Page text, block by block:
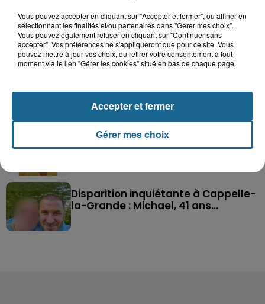
Saint-Omer : un enfant gravement brûlé
après l'explosion d'un jouet...
Lucas s'en est allé brutalement...
Valérie, 46 ans, portée disparue
depuis mardi à Dunkerque, sa...
Disparition inquiétante à Cappelle-
la-Grande : Michael, 41 ans...
Vous pouvez accepter en cliquant sur "Accepter et fermer", ou affiner en
sélectionnant les finalités et/ou partenaires dans "Gérer mes choix".
Vous pouvez également refuser en cliquant sur "Continuer sans
accepter". Vos préférences ne s'appliqueront que pour ce site. Vous
pouvez mettre à jour vos choix, ou retirer votre consentement à tout
moment via le lien "Gérer les cookies" situé en bas de chaque page.
Gérer mes choix
Accepter et fermer